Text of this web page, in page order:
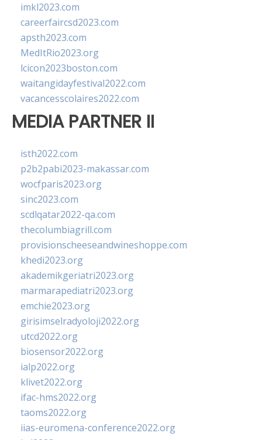
imkl2023.com
careerfaircsd2023.com
apsth2023.com
MedItRio2023.org
lcicon2023boston.com
waitangidayfestival2022.com
vacancesscolaires2022.com
MEDIA PARTNER II
isth2022.com
p2b2pabi2023-makassar.com
wocfparis2023.org
sinc2023.com
scdlqatar2022-qa.com
thecolumbiagrill.com
provisionscheeseandwineshoppe.com
khedi2023.org
akademikgeriatri2023.org
marmarapediatri2023.org
emchie2023.org
girisimselradyoloji2022.org
utcd2022.org
biosensor2022.org
ialp2022.org
klivet2022.org
ifac-hms2022.org
taoms2022.org
iias-euromena-conference2022.org